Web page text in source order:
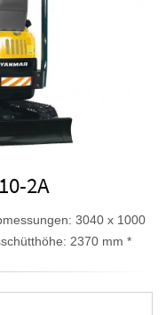
2A
3040 x 1000
2370 mm *